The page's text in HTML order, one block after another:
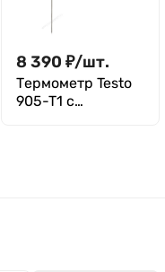
8 390 ₽/шт.
Термометр Testo
905-T1 с